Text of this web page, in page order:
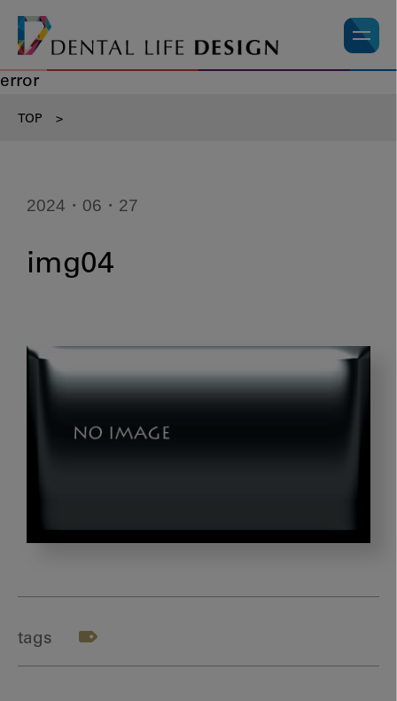
error
TOP >
2024・06・27
img04
tags